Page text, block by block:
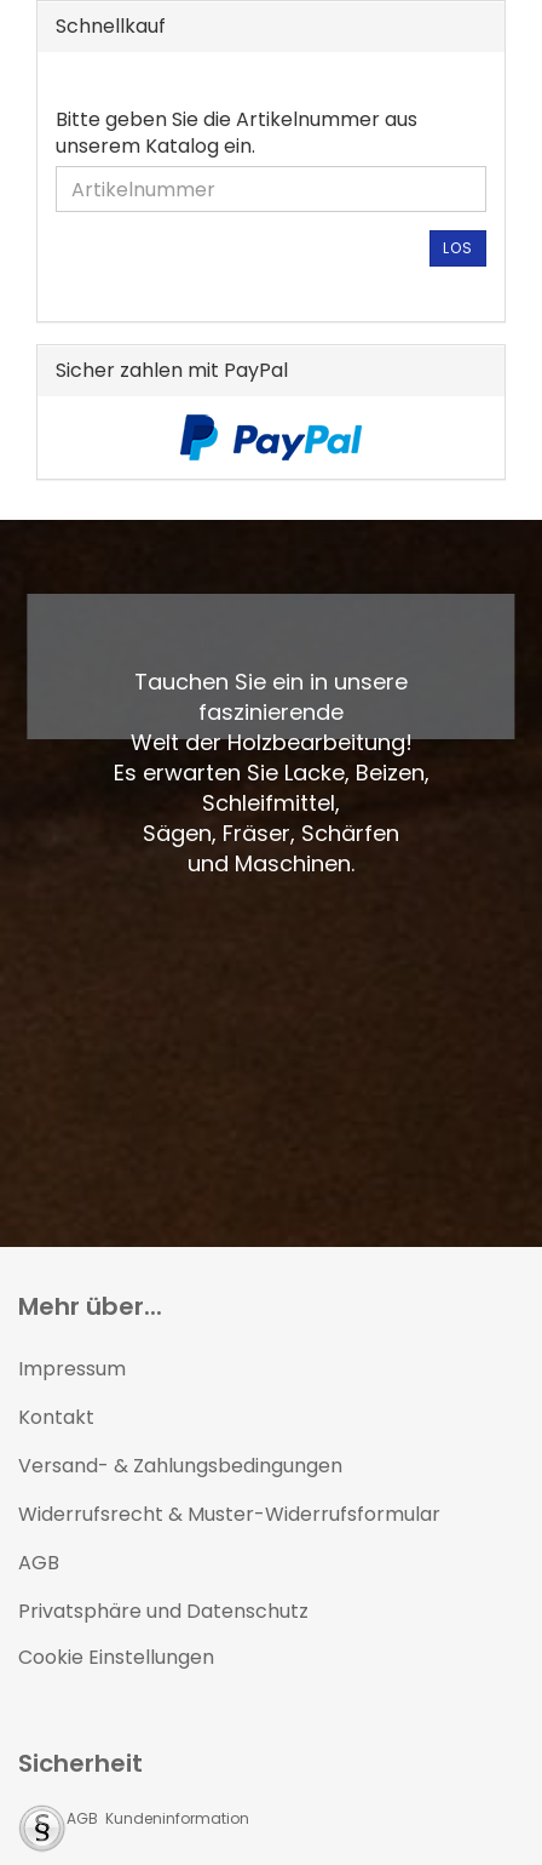
Schnellkauf
BITTE
GEBEN
SIE
DIE
EIN.
Bitte geben Sie die Artikelnummer aus
unserem Katalog ein.
LOS
Sicher zahlen mit PayPal
Tauchen Sie ein in unsere
faszinierende
Welt der Holzbearbeitung!
Es erwarten Sie Lacke, Beizen,
Schleifmittel,
Sägen, Fräser, Schärfen
und Maschinen.
Mehr über...
Impressum
Kontakt
Versand- & Zahlungsbedingungen
Widerrufsrecht & Muster-Widerrufsformular
AGB
Privatsphäre und Datenschutz
Cookie Einstellungen
Sicherheit
AGB Kundeninformation